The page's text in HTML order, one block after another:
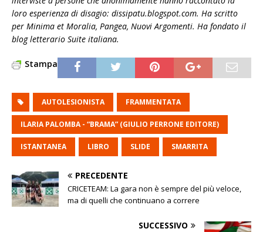
loro esperienza di disagio: dissipatu.blogspot.com. Ha scritto
per Minima et Moralia, Pangea, Nuovi Argomenti. Ha fondato il
blog letterario Suite italiana.
Stampa
AUTOLESIONISTA FRAMMENTATA
ILARIA PALOMBA - “BRAMA” (GIULIO PERRONE EDITORE)
ISTANTANEA LIBRO SLIDE SMARRITA
PRECEDENTE
CRICETEAM: La gara non è sempre del più veloce,
ma di quelli che continuano a correre
SUCCESSIVO